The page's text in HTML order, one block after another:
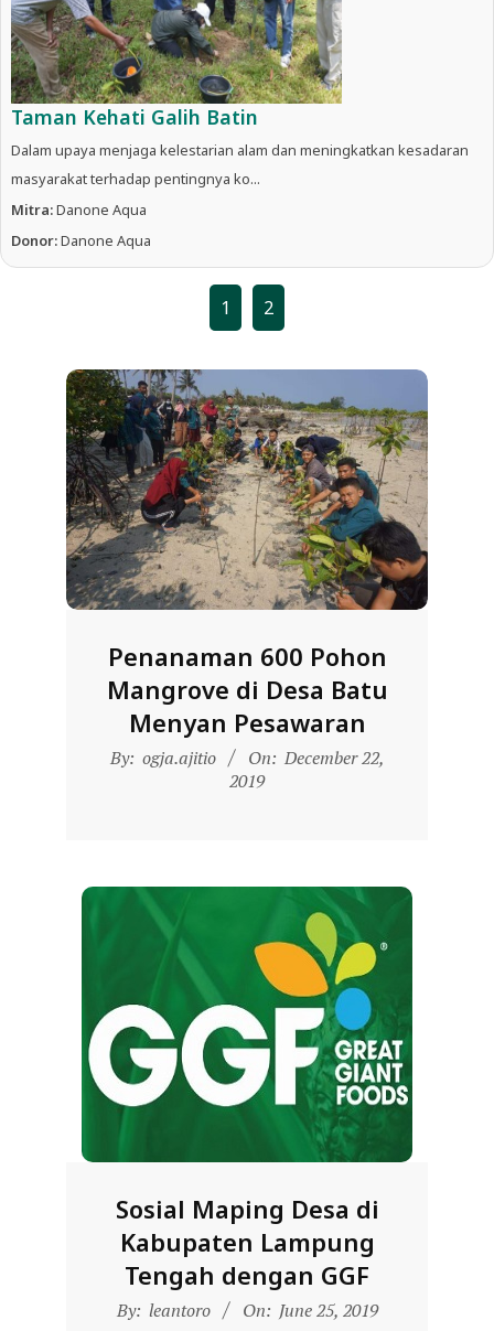
Taman Kehati Galih Batin
Dalam upaya menjaga kelestarian alam dan meningkatkan kesadaran
masyarakat terhadap pentingnya ko...
Mitra:Danone Aqua
Donor:Danone Aqua
1 2
Penanaman 600 Pohon
Mangrove di Desa Batu
Menyan Pesawaran
2019-
By: ogja.ajitio On: December 22,
2019
Sosial Maping Desa di
Kabupaten Lampung
Tengah dengan GGF
2019-
By: leantoro On: June 25, 2019